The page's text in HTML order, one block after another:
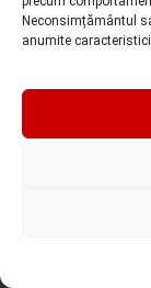
Neconsimțământul
anumiteSunt de acord!